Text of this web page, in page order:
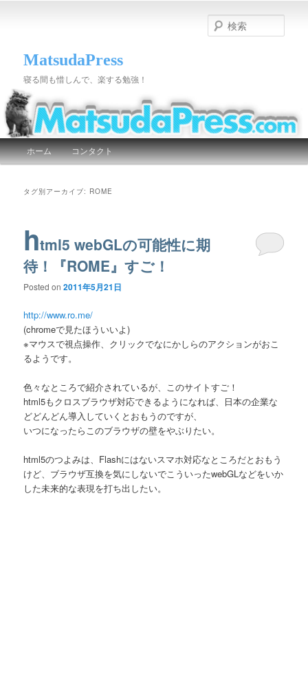
MatsudaPress
寝る間も惜しんで、楽する勉強！
索
メインメニュー
メインコンテンツへ移動
サブコンテンツへ移動
ホーム コンタクト
タグ別アーカイブ: ROME
html5 webGLの可能性に期
待！『ROME』すご！
Posted on2011年5月21日
http://www.ro.me/
(chromeで見たほういいよ)
※マウスで視点操作、クリックでなにかしらのアクションがおこ
るようです。
色々なところで紹介されているが、このサイトすご！
html5もクロスブラウザ対応できるようになれば、日本の企業な
どどんどん導入していくとおもうのですが、
いつになったらこのブラウザの壁をやぶりたい。
html5のつよみは、Flashにはないスマホ対応なところだとおもう
けど、ブラウザ互換を気にしないでこういったwebGLなどをいか
した未来的な表現を打ち出したい。